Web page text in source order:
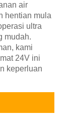
air
hentian mula
ultra
mudah.
kami
24V ini
keperluan